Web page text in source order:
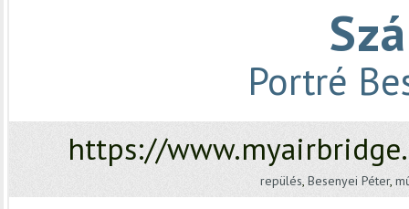
Portré
https://
repülés, Besenyei Péter,